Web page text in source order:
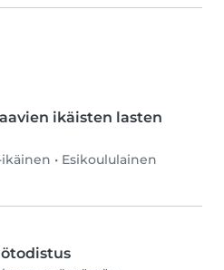
ikäisten lasten
• Esikoululainen